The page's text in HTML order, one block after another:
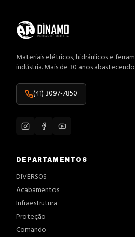
Materiais elétricos, hidráulicos e
indústria. Mais de 30 anos
(41) 3097-7850
DEPARTAMENTOS
DIVERSOS
Acabamentos
Infraestrutura
Proteção
Comando